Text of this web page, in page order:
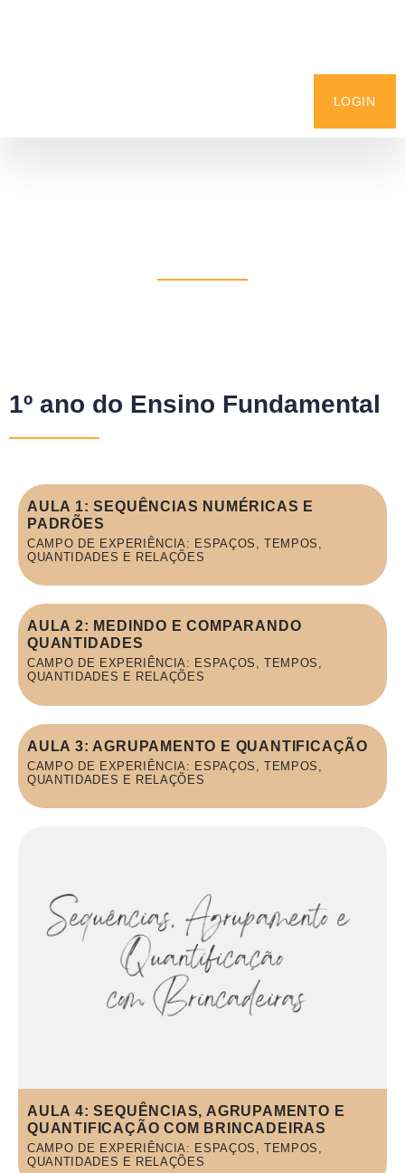
LOGIN
1º ano do Ensino Fundamental
AULA 1: SEQUÊNCIAS NUMÉRICAS E
PADRÕES
CAMPO DE EXPERIÊNCIA: ESPAÇOS, TEMPOS,
QUANTIDADES E RELAÇÕES
AULA 2: MEDINDO E COMPARANDO
QUANTIDADES
CAMPO DE EXPERIÊNCIA: ESPAÇOS, TEMPOS,
QUANTIDADES E RELAÇÕES
AULA 3: AGRUPAMENTO E QUANTIFICAÇÃO
CAMPO DE EXPERIÊNCIA: ESPAÇOS, TEMPOS,
QUANTIDADES E RELAÇÕES
AULA 4: SEQUÊNCIAS, AGRUPAMENTO E
QUANTIFICAÇÃO COM BRINCADEIRAS
CAMPO DE EXPERIÊNCIA: ESPAÇOS, TEMPOS,
QUANTIDADES E RELAÇÕES